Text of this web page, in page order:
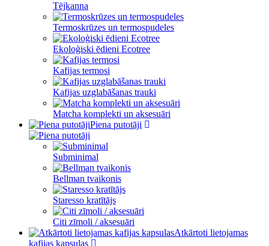
Tējkanna
Termoskrūzes un termospudeles
Ekoloģiski ēdieni Ecotree
Kafijas termosi
Kafijas uzglabāšanas trauki
Matcha komplekti un aksesuāri
Piena putotāji
Subminimal
Bellman tvaikonis
Staresso kratītājs
Citi zīmoli / aksesuāri
Atkārtoti lietojamas
kafijas kapsulas